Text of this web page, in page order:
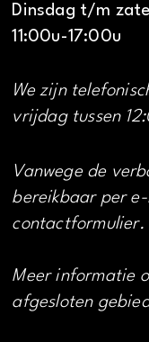
Dinsdag t/m
11:00u-17:00u
We zijn
vrijdag tussen
Vanwege de
bereikbaar per
contactformulier.
Meer informatie
afgesloten